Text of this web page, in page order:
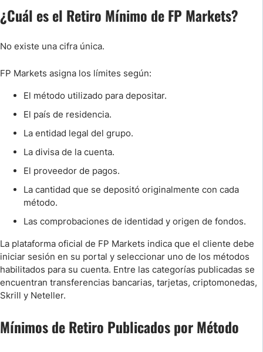
¿Cuál es el Retiro Mínimo de FP Markets?
No existe una cifra única.
FP Markets asigna los límites según:
El método utilizado para depositar.
El país de residencia.
La entidad legal del grupo.
La divisa de la cuenta.
El proveedor de pagos.
La cantidad que se depositó originalmente con cada
método.
Las comprobaciones de identidad y origen de fondos.
La plataforma oficial de FP Markets indica que el cliente debe
iniciar sesión en su portal y seleccionar uno de los métodos
habilitados para su cuenta. Entre las categorías publicadas se
encuentran transferencias bancarias, tarjetas, criptomonedas,
Skrill y Neteller.
Mínimos de Retiro Publicados por Método